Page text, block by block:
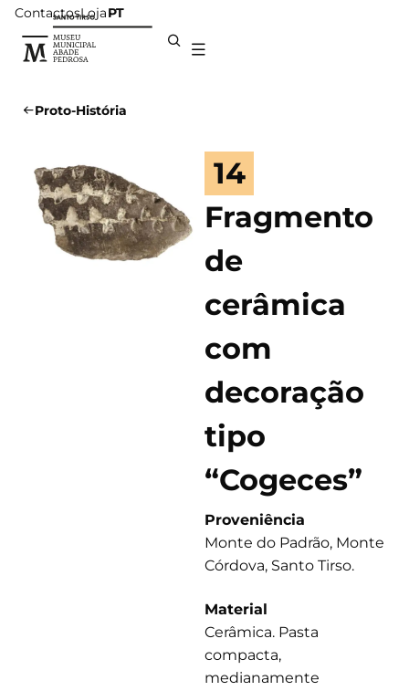
ContactosLojaPT
Proto-História
14
Fragmento
de
cerâmica
com
decoração
tipo
“Cogeces”
Proveniência
Monte do Padrão, Monte
Córdova, Santo Tirso.
Material
Cerâmica. Pasta
compacta,
medianamente